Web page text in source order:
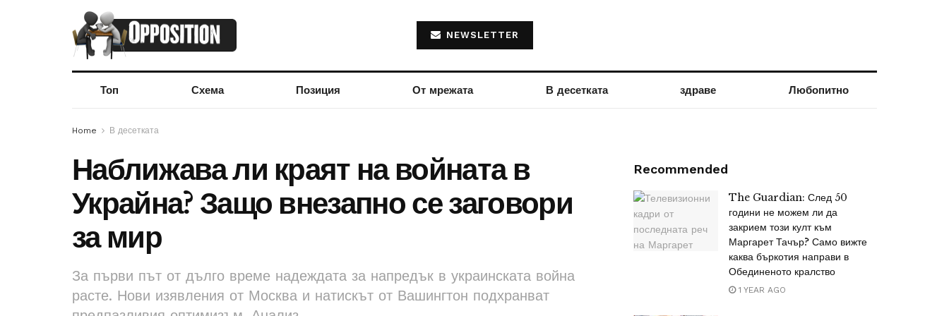
NEWSLETTER
Топ Схема Позиция От мрежата В десетката здраве Любопитно
Home В десетката
Наближава ли краят на войната в
Украйна? Защо внезапно се заговори
за мир
За първи път от дълго време надеждата за напредък в украинската война
расте. Нови изявления от Москва и натискът от Вашингтон подхранват
Recommended
The Guardian: След 50
години не можем ли да
закрием този култ към
Маргарет Тачър? Само вижте
каква бъркотия направи в
Обединеното кралство
1 YEAR AGO